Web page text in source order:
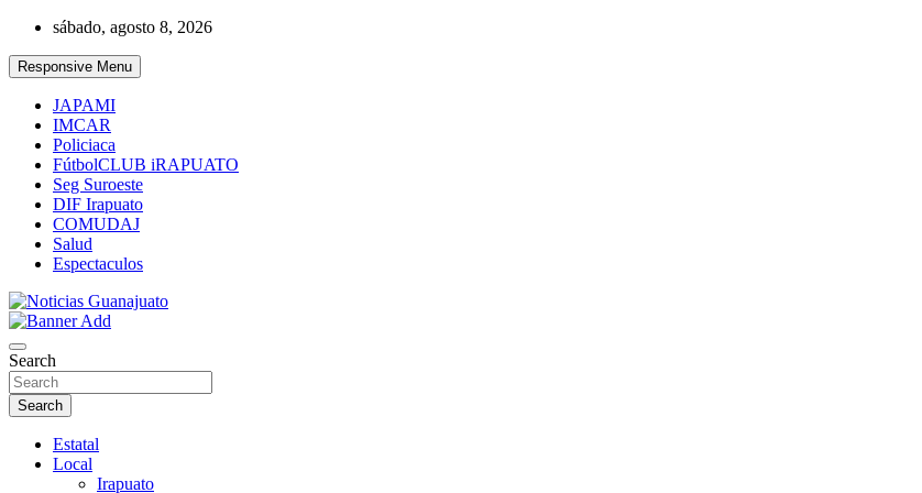
Skip
content
sábado, agosto 8, 2026
Responsive Menu
JAPAMI
IMCAR
Policiaca
FútbolCLUB iRAPUATO
Seg Suroeste
DIF Irapuato
COMUDAJ
Salud
Espectaculos
Noticias Guanajuato
Search
Search
Estatal
Local
Irapuato